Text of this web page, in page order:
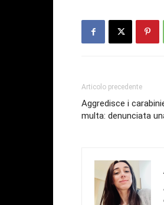
Articolo precedente
Aggredisce i
multa: denunciata